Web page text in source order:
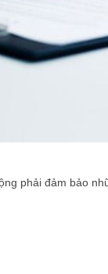
phải đảm bảo